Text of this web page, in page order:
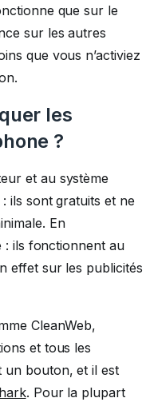
que sur le
sur les autres
que vous n’activiez
les
?
et au système
ils sont gratuits et ne
En
ils fonctionnent au
effet sur les publicités
CleanWeb,
et tous les
un bouton, et il est
. Pour la plupart